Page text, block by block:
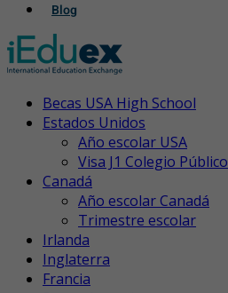
Blog
Becas USA High School
Estados Unidos
Año escolar USA
Visa J1 Colegio Público
Canadá
Año escolar Canadá
Trimestre escolar
Irlanda
Inglaterra
Francia